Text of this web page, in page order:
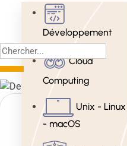
Développement
Cloud
Computing
Unix - Linux
- macOS